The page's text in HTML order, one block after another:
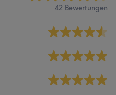
42 Bewertungen